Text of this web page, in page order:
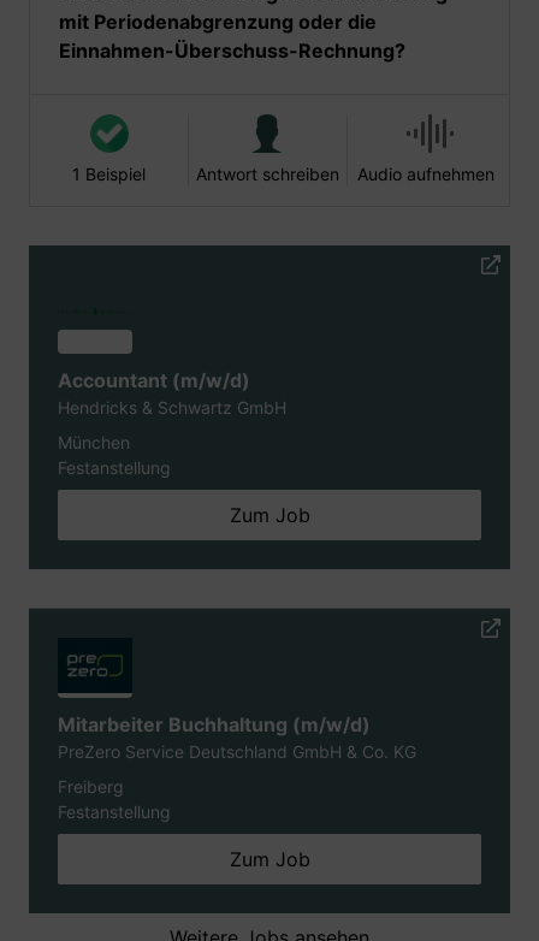
mit Periodenabgrenzung oder die
Einnahmen-Überschuss-Rechnung?
1 Beispiel Antwort schreiben Audio aufnehmen
Accountant (m/w/d)
Hendricks & Schwartz GmbH
München
Festanstellung
Zum Job
Mitarbeiter Buchhaltung (m/w/d)
PreZero Service Deutschland GmbH & Co. KG
Freiberg
Festanstellung
Zum Job